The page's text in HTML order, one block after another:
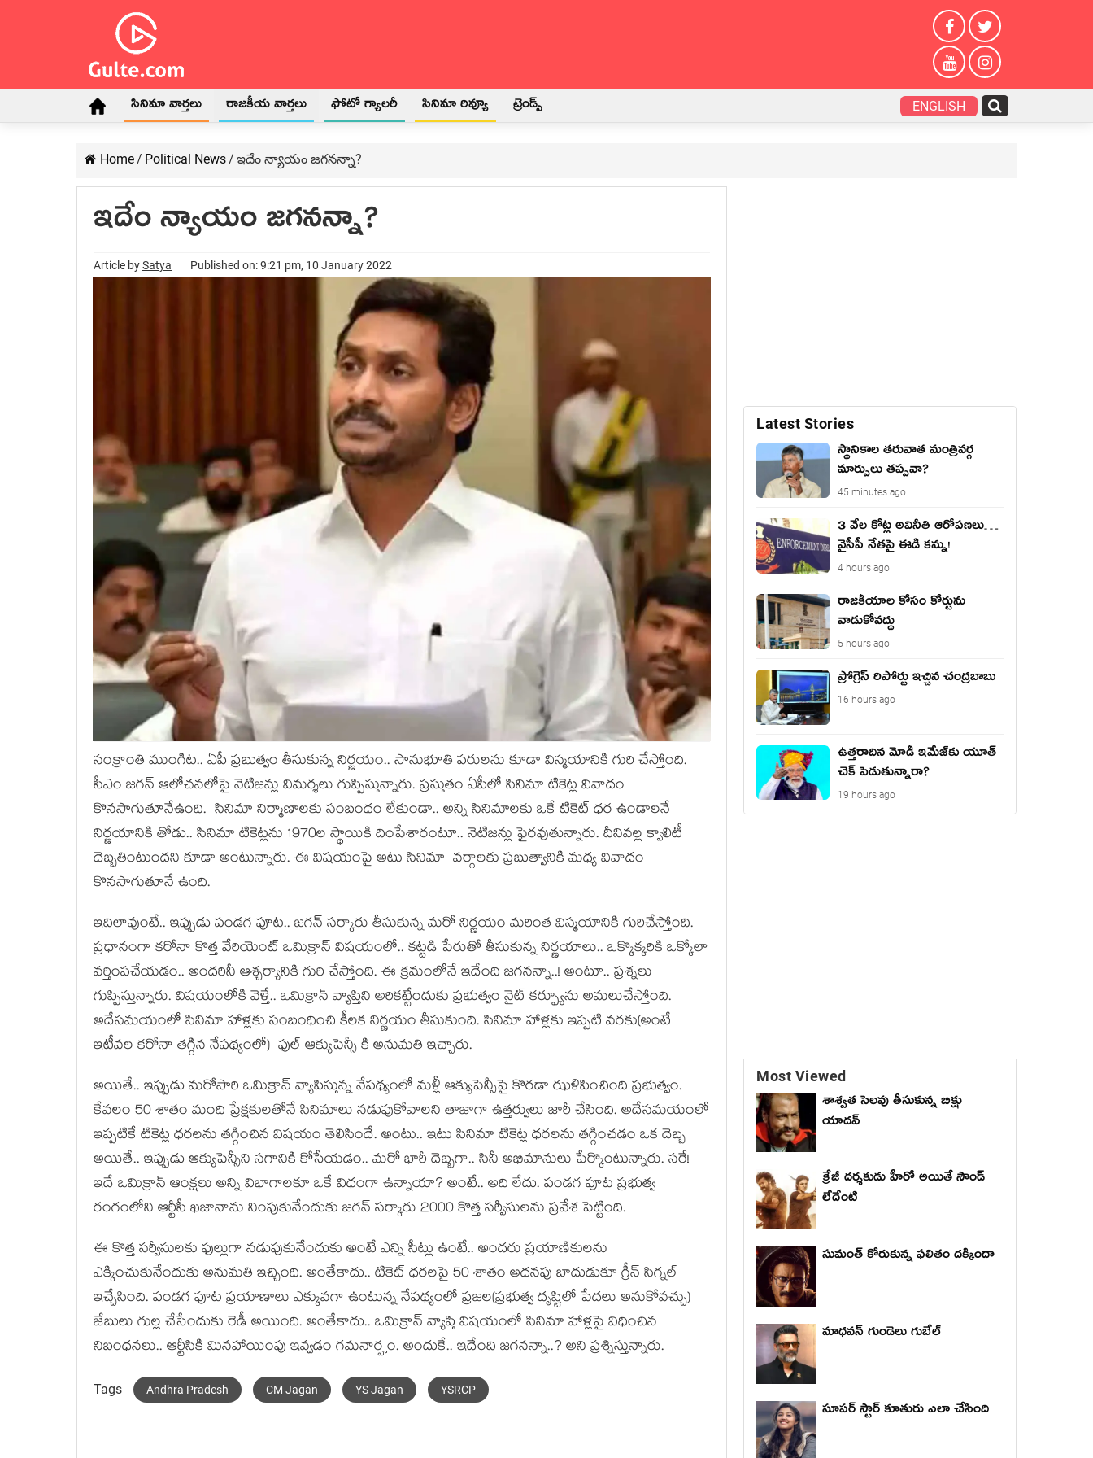
సినిమా వార్తలు రాజకీయ వార్తలు ఫోటో గ్యాలరీ సినిమా రివ్యూ ట్రెండ్స్ ENGLISH
Home/ Political News/ ఇదేం న్యాయం జ‌గ‌న‌న్నా?
ఇదేం న్యాయం జ‌గ‌న‌న్నా?
Article bySatya Published on: 9:21 pm, 10 January 2022
సంక్రాంతి ముంగిట‌.. ఏపీ ప్ర‌బుత్వం తీసుకున్న నిర్ణ‌యం.. సానుభూతి ప‌రుల‌ను కూడా విస్మ‌యానికి గురి చేస్తోంది.
సీఎం జ‌గ‌న్ ఆలోచ‌న‌లోపై నెటిజ‌న్లు విమ‌ర్శ‌లు గుప్పిస్తున్నారు. ప్ర‌స్తుతం ఏపీలో సినిమా టికెట్ల వివాదం
కొన‌సాగుతూనేఉంది. సినిమా నిర్మాణాల‌కు సంబంధం లేకుండా.. అన్ని సినిమాల‌కు ఒకే టికెట్ ధ‌ర ఉండాల‌నే
నిర్ణ‌యానికి తోడు.. సినిమా టికెట్ల‌ను 1970ల స్థాయికి దింపేశారంటూ.. నెటిజ‌న్లు ఫైర‌వుతున్నారు. దీనివ‌ల్ల క్వాలిటీ
దెబ్బ‌తింటుందని కూడా అంటున్నారు. ఈ విష‌యంపై అటు సినిమా వ‌ర్గాల‌కు ప్ర‌బుత్వానికి మ‌ధ్య వివాదం
కొన‌సాగుతూనే ఉంది.
ఇదిలావుంటే.. ఇప్పుడు పండ‌గ పూట‌.. జ‌గ‌న్ స‌ర్కారు తీసుకున్న మ‌రో నిర్ణ‌యం మ‌రింత విస్మ‌యానికి గురిచేస్తోంది.
ప్ర‌ధానంగా క‌రోనా కొత్త వేరియెంట్ ఒమిక్రాన్ విష‌యంలో.. క‌ట్ట‌డి పేరుతో తీసుకున్న నిర్ణ‌యాలు.. ఒక్కొక్క‌రికి ఒక్కోలా
వ‌ర్తింప‌చేయ‌డం.. అంద‌రినీ ఆశ్చ‌ర్యానికి గురి చేస్తోంది. ఈ క్ర‌మంలోనే ఇదేంది జ‌గ‌న‌న్నా..! అంటూ.. ప్ర‌శ్న‌లు
గుప్పిస్తున్నారు. విష‌యంలోకి వెళ్తే.. ఒమిక్రాన్ వ్యాప్తిని అరిక‌ట్టేందుకు ప్ర‌భుత్వం నైట్ క‌ర్ఫ్యూను అమ‌లుచేస్తోంది.
అదేస‌మ‌యంలో సినిమా హాళ్ల‌కు సంబంధించి కీల‌క నిర్ణ‌యం తీసుకుంది. సినిమా హాళ్ల‌కు ఇప్ప‌టి వ‌ర‌కు(అంటే
ఇటీవ‌ల క‌రోనా త‌గ్గిన నేప‌థ్యంలో) ఫుల్ ఆక్యుపెన్సీ కి అనుమ‌తి ఇచ్చారు.
అయితే.. ఇప్పుడు మ‌రోసారి ఒమిక్రాన్ వ్యాపిస్తున్న నేప‌థ్యంలో మ‌ళ్లీ ఆక్యుపెన్సీపై కొర‌డా ఝ‌ళిపించింది ప్ర‌భుత్వం.
కేవ‌లం 50 శాతం మంది ప్రేక్ష‌కుల‌తోనే సినిమాలు న‌డుపుకోవాల‌ని తాజాగా ఉత్త‌ర్వులు జారీ చేసింది. అదేస‌మ‌యంలో
ఇప్ప‌టికే టికెట్ల ధ‌ర‌ల‌ను త‌గ్గించిన విష‌యం తెలిసిందే. అంటు.. ఇటు సినిమా టికెట్ల ధ‌ర‌ల‌ను త‌గ్గించ‌డం ఒక దెబ్బ
అయితే.. ఇప్పుడు ఆక్యుపెన్సీని స‌గానికి కోసేయ‌డం.. మ‌రో భారీ దెబ్బ‌గా.. సినీ అభిమానులు పేర్కొంటున్నారు. స‌రే!
ఇదే ఒమిక్రాన్ ఆంక్ష‌లు అన్ని విభాగాల‌కూ ఒకే విధంగా ఉన్నాయా? అంటే.. అది లేదు. పండ‌గ పూట ప్ర‌భుత్వ
రంగంలోని ఆర్టీసీ ఖ‌జానాను నింపుకునేందుకు జ‌గ‌న్ స‌ర్కారు 2000 కొత్త స‌ర్వీసుల‌ను ప్ర‌వేశ పెట్టింది.
ఈ కొత్త స‌ర్వీసుల‌కు ఫుల్లుగా న‌డుపుకునేందుకు అంటే ఎన్ని సీట్లు ఉంటే.. అంద‌రు ప్ర‌యాణికుల‌ను
ఎక్కించుకునేందుకు అనుమ‌తి ఇచ్చింది. అంతేకాదు.. టికెట్ ధ‌ర‌ల‌పై 50 శాతం అద‌న‌పు బాదుడుకూ గ్రీన్ సిగ్న‌ల్
ఇచ్చేసింది. పండ‌గ పూట ప్ర‌యాణాలు ఎక్కువ‌గా ఉంటున్న నేప‌థ్యంలో ప్ర‌జ‌ల‌(ప్ర‌భుత్వ దృష్టిలో పేద‌లు అనుకోవ‌చ్చు)
జేబులు గుల్ల చేసేందుకు రెడీ అయింది. అంతేకాదు.. ఒమిక్రాన్ వ్యాప్తి విష‌యంలో సినిమా హాళ్ల‌పై విధించిన
నిబంధ‌న‌లు.. ఆర్టీసికి మిన‌హాయింపు ఇవ్వ‌డం గ‌మ‌నార్హం. అందుకే.. ఇదేంది జ‌గ‌న‌న్నా..? అని ప్ర‌శ్నిస్తున్నారు.
Tags Andhra Pradesh CM Jagan YS Jagan YSRCP
Latest Stories
స్థానికాల తరువాత మంత్రివర్గ
మార్పులు తప్పవా?
45 minutes ago
3 వేల కోట్ల అవినీతి ఆరోపణలు…
వైసీపీ నేతపై ఈడి కన్ను!
4 hours ago
రాజ‌కీయాల కోసం కోర్టును
వాడుకోవ‌ద్దు
5 hours ago
ప్రోగ్రెస్ రిపోర్టు ఇచ్చిన చంద్ర‌బాబు
16 hours ago
ఉత్త‌రాదిన మోడీ ఇమేజ్‌కు యూత్
చెక్ పెడుతున్నారా?
19 hours ago
Most Viewed
శాశ్వత సెలవు తీసుకున్న బిక్షు
యాదవ్
క్రేజీ దర్శకుడు హీరో అయితే సౌండ్
లేదేంటి
సుమంత్ కోరుకున్న ఫలితం దక్కిందా
మాధ‌వ‌న్ గుండెలు గుబేల్‌
సూపర్ స్టార్ కూతురు ఎలా చేసింది